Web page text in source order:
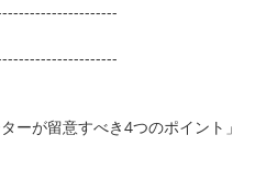
が留意すべき4つのポイント」